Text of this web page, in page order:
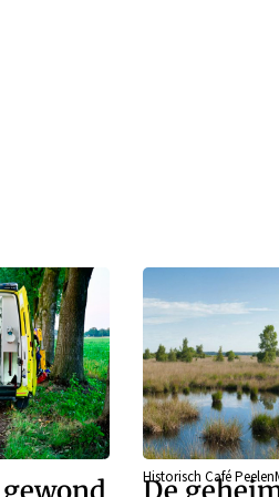
Historisch Café